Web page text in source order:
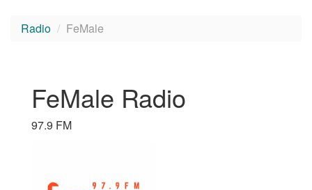
Radio FeMale
FeMale Radio
97.9 FM